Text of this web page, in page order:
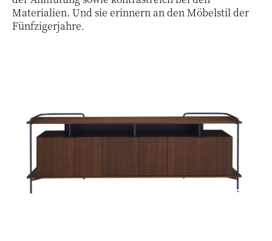
Materialien. Und sie erinnern an den Möbelstil der
Fünfzigerjahre.